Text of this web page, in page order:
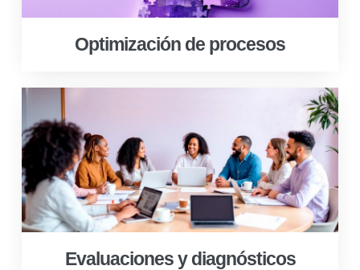
Optimización de procesos
Evaluaciones y diagnósticos